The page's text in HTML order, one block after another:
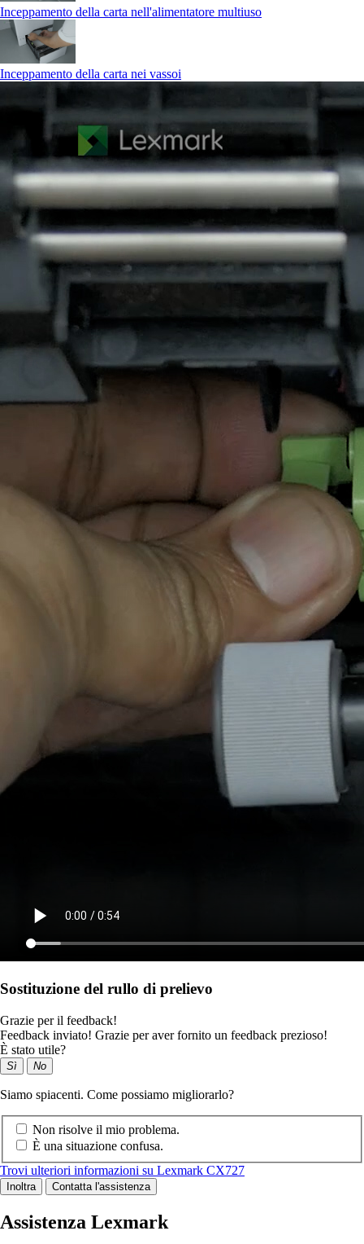
Inceppamento della carta nell'alimentatore multiuso
Inceppamento della carta nei vassoi
Sostituzione del rullo di prelievo
Grazie per il feedback!
Feedback inviato! Grazie per aver fornito un feedback prezioso!
È stato utile?
Sì No
Siamo spiacenti. Come possiamo migliorarlo?
Non risolve il mio problema.
È una situazione confusa.
Trovi ulteriori informazioni su Lexmark CX727
Inoltra Contatta l'assistenza
Assistenza Lexmark